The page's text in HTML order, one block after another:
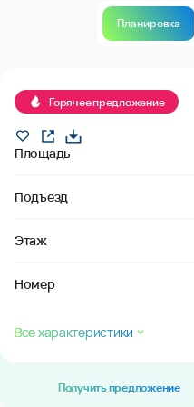
Планировка
Горячее предложение
Площадь
Подъезд
Этаж
Номер
Все характеристики
Получить предложение